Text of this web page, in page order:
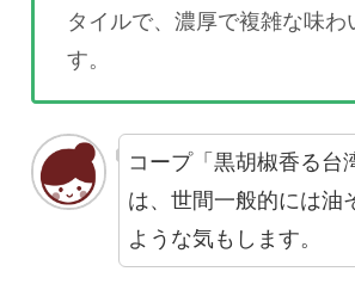
タイルで、濃厚で複雑な味わ
す。
コープ「黒胡椒香る台
は、世間一般的には油
ような気もします。